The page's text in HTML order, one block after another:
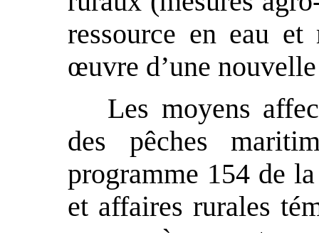
ressource en eau
œuvre d’une
Les moyens
des pêches
programme 154 de
et affaires rurales